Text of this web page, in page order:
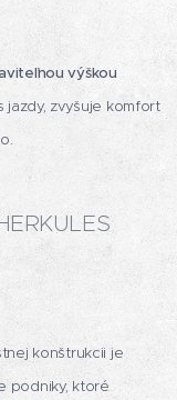
výškou
jazdy, zvyšuje komfort
konštrukcii je
podniky, ktoré